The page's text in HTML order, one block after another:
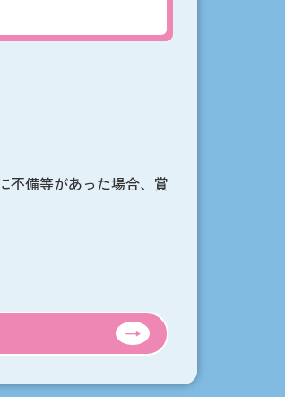
不備等があった場合、賞